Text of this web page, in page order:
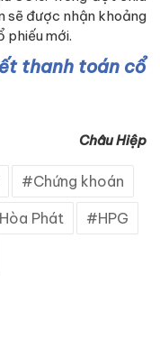
sẽ được nhận khoảng
phiếu mới.
thanh toán cổ
Châu Hiệp
Chứng khoán
Phát HPG